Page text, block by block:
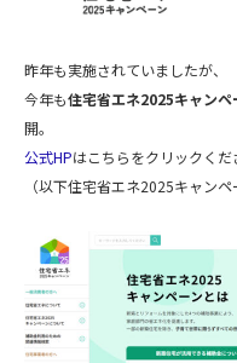
昨年も実施されていましたが、
今年も住宅省エネ2025キャンペ
開。
公式HPはこちらをクリックくだ
（以下住宅省エネ2025キャンペ